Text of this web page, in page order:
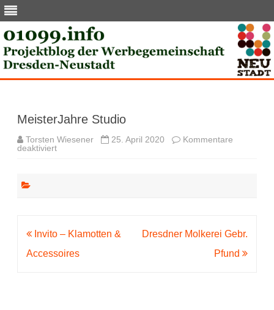
MeisterJahre Studio
Torsten Wiesener 25. April 2020
Kommentare
deaktiviertfür
Beitragsnavigation
Invito – Klamotten &
Accessoires
Dresdner Molkerei Gebr.
Pfund